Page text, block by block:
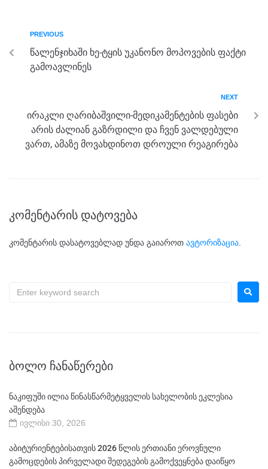
b
o
o
g
er
m p
p
PREVIOUS
წალენჯიხაში ხე-ტყის უკანონო მოპოვების ფაქტი
გამოავლინეს
NEXT
ირაკლი ღარიბაშვილი-მედიკამენტების ფასები
არის ძალიან გაზრდილი და ჩვენ ვალდებული
ვართ, ამაზე მოვახდინოთ დროული რეაგირება
კომენტარის დატოვება
კომენტარის დასატოვებლად უნდა გაიაროთ ავტორიზაცია.
ᲑᲝᲚᲝ ᲩᲐᲜᲐᲬᲔᲠᲔᲑᲘ
ნაკიფუში ილია წინასწარმეტყველის სახელობის ეკლესია
აშენდება
ივლისი 30, 2026
აბიტურიენტებისათვის 2026 წლის ერთიანი ეროვნული
გამოცდების პირველადი შედეგების გამოქვეყნება დაიწყო